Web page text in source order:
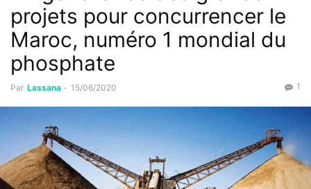
projets pour concurrencer le
Maroc, numéro 1 mondial du
phosphate
Par Lassana - 15/06/2020 1